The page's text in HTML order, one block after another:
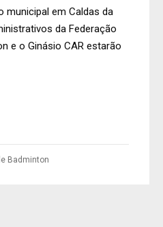
municipal em Caldas da
da Federação
e o Ginásio CAR estarão
Badminton